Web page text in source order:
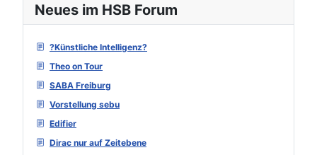
Neues im HSB Forum
?Künstliche Intelligenz?
Theo on Tour
SABA Freiburg
Vorstellung sebu
Edifier
Dirac nur auf Zeitebene